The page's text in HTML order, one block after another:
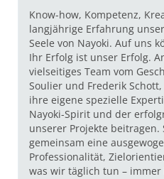
Know-how, Kompetenz,
langjährige Erfahrung
Seele von Nayoki. Auf uns
Ihr Erfolg ist unser Erfolg.
vielseitiges Team vom
Soulier und Frederik
ihre eigene spezielle
Nayoki-Spirit und der
unserer Projekte beitragen.
gemeinsam eine
Professionalität,
was wir täglich tun –